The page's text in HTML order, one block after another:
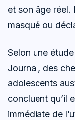
et son âge réel.
masqué ou
Selon une
Journal, des
adolescents
concluent qu’il
immédiate de